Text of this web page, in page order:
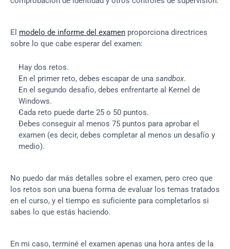
El modelo de informe del examen proporciona directrices
sobre lo que cabe esperar del examen:
Hay dos retos.
En el primer reto, debes escapar de una sandbox.
En el segundo desafío, debes enfrentarte al Kernel de
Windows.
Cada reto puede darte 25 o 50 puntos.
Debes conseguir al menos 75 puntos para aprobar el
examen (es decir, debes completar al menos un desafío y
medio).
No puedo dar más detalles sobre el examen, pero creo que
los retos son una buena forma de evaluar los temas tratados
en el curso, y el tiempo es suficiente para completarlos si
sabes lo que estás haciendo.
En mi caso, terminé el examen apenas una hora antes de la